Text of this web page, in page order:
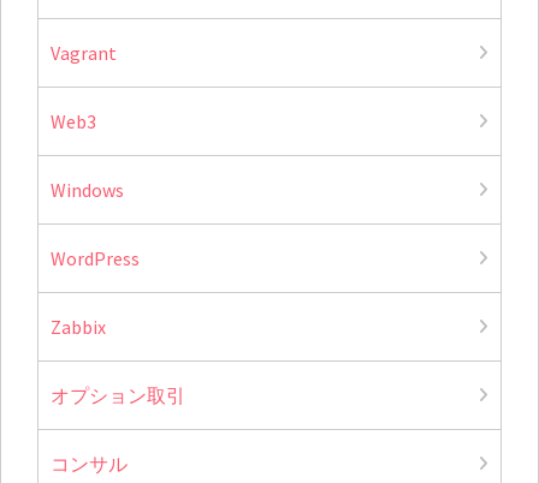
Vagrant
Web3
Windows
WordPress
Zabbix
オプション取引
コンサル